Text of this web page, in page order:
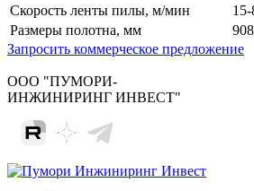
Скорость ленты пилы, м/мин
Размеры полотна, мм
Запросить коммерческое предложение
ООО "ПУМОРИ-
ИНЖИНИРИНГ ИНВЕСТ"